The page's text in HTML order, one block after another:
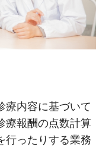
療内容に基づいて
療報酬の点数計算
行ったりする業務